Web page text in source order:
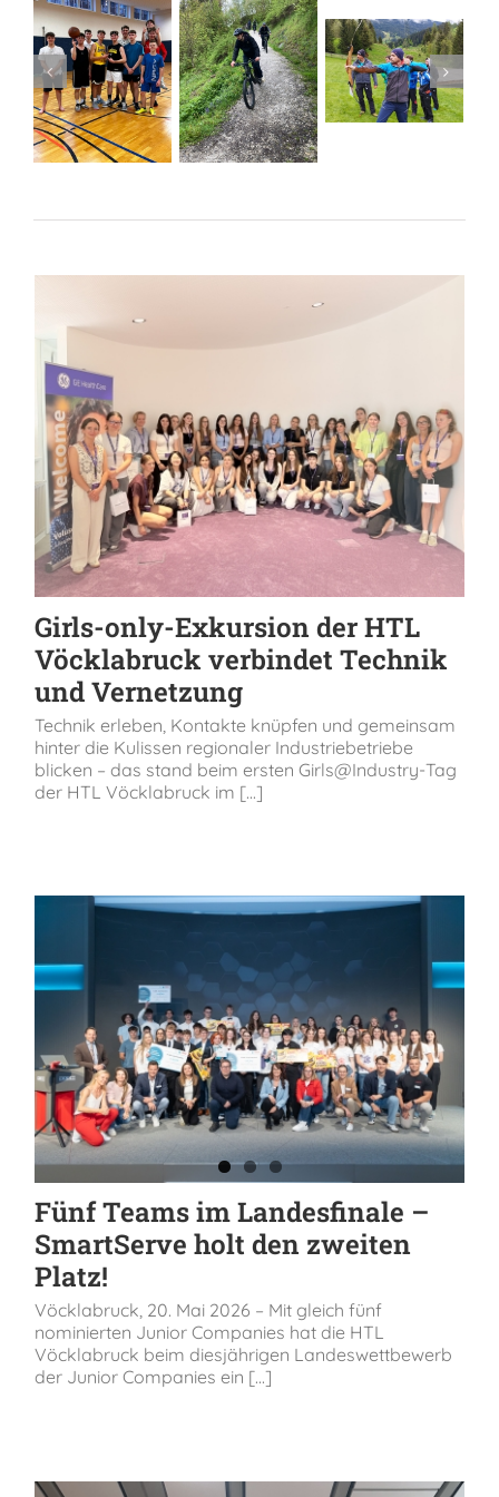
Girls-only-Exkursion der HTL
Vöcklabruck verbindet Technik
und Vernetzung
Technik erleben, Kontakte knüpfen und gemeinsam
hinter die Kulissen regionaler Industriebetriebe
blicken – das stand beim ersten Girls@Industry-Tag
der HTL Vöcklabruck im [...]
Fünf Teams im Landesfinale –
SmartServe holt den zweiten
Platz!
Vöcklabruck, 20. Mai 2026 – Mit gleich fünf
nominierten Junior Companies hat die HTL
Vöcklabruck beim diesjährigen Landeswettbewerb
der Junior Companies ein [...]